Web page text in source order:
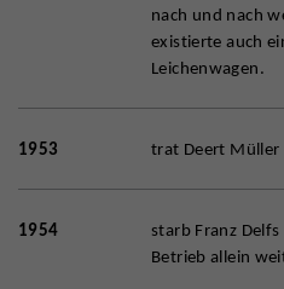
nach und nach
existierte auch
Leichenwagen.
1953 trat Deert Müller
1954
starb Franz
Betrieb allein